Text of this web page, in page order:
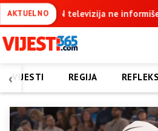
AKTUELNOveć pokušava da ospori
‹VIJESTI REGIJA